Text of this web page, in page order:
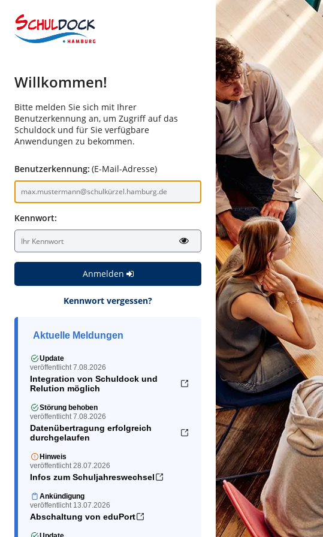
Willkommen!
Bitte melden Sie sich mit Ihrer
Benutzerkennung an, um Zugriff auf das
Schuldock und für Sie verfügbare
Anwendungen zu bekommen.
Benutzerkennung: (E-Mail-Adresse)
Kennwort:
Anmelden
Kennwort vergessen?